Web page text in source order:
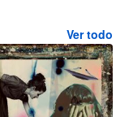
Ver todo